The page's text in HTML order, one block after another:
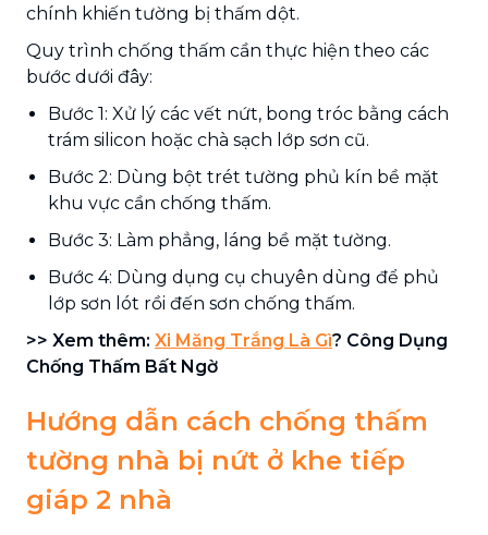
chính khiến tường bị thấm dột.
Quy trình chống thấm cần thực hiện theo các
bước dưới đây:
Bước 1: Xử lý các vết nứt, bong tróc bằng cách
trám silicon hoặc chà sạch lớp sơn cũ.
Bước 2: Dùng bột trét tường phủ kín bề mặt
khu vực cần chống thấm.
Bước 3: Làm phẳng, láng bề mặt tường.
Bước 4: Dùng dụng cụ chuyên dùng để phủ
lớp sơn lót rồi đến sơn chống thấm.
>> Xem thêm: Xi Măng Trắng Là Gì? Công Dụng
Chống Thấm Bất Ngờ
Hướng dẫn cách chống thấm
tường nhà bị nứt ở khe tiếp
giáp 2 nhà